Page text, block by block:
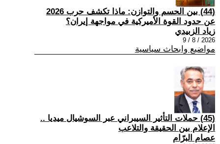
(44) بين الحسم والتوازن: ماذا تكشف حرب 2026
عن حدود القوة الأميركية في مواجهة إيران؟
زياد الزبيدي
2026 / 8 / 9
مواضيع وابحاث سياسية
(45) حملات التأثير السيبراني عبر السوشيال ميديا ..
الإعلام بين الحقيقة والتلاعب
عصام البرّام